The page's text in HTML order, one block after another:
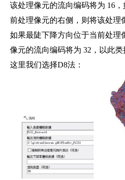
该处理像元的流向编码将为 16
前处理像元的右侧，则将该处理
如果最陡下降方向位于当前处理
像元的流向编码将为 32，以此类
这里我们选择D8法：